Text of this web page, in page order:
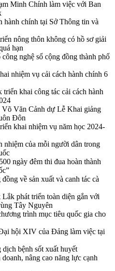
Minh Chính làm việc với Ban
hành chính tại Sở Thông tin và
nông thôn không có hồ sơ giải
hạn
nghệ số cộng đồng thành phố
nhiệm vụ cải cách hành chính 6
khai công tác cải cách hành
Văn Cảnh dự Lễ Khai giảng
Đôn
khai nhiệm vụ năm học 2024-
nhiệm của mỗi người dân trong
ngày đêm thi đua hoàn thành
về sản xuất và canh tác cà
phát triển toàn diện gắn với
Tây Nguyên
trình mục tiêu quốc gia cho
hội XIV của Đảng làm việc tại
bệnh sốt xuất huyết
nâng cao năng lực cạnh